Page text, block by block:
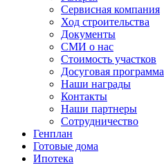
Сервисная компания
Ход строительства
Документы
СМИ о нас
Стоимость участков
Досуговая программа
Наши награды
Контакты
Наши партнеры
Сотрудничество
Генплан
Готовые дома
Ипотека